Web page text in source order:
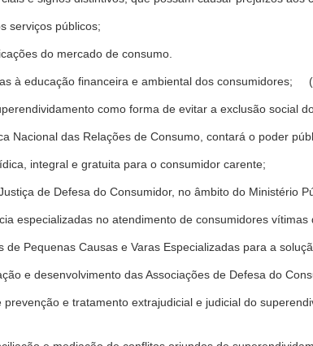
serviços públicos;
do mercado de consumo.
à educação financeira e ambiental dos consumidores;
como forma de evitar a exclusão
Nacional das Relações de Consumo, contará o poder
integral e gratuita para o consumidor carente;
de Defesa do Consumidor, no âmbito do Ministério
especializadas no atendimento de consumidores
de Pequenas Causas e Varas Especializadas para a
e desenvolvimento das Associações de Defesa do
prevenção e tratamento extrajudicial e judicial do